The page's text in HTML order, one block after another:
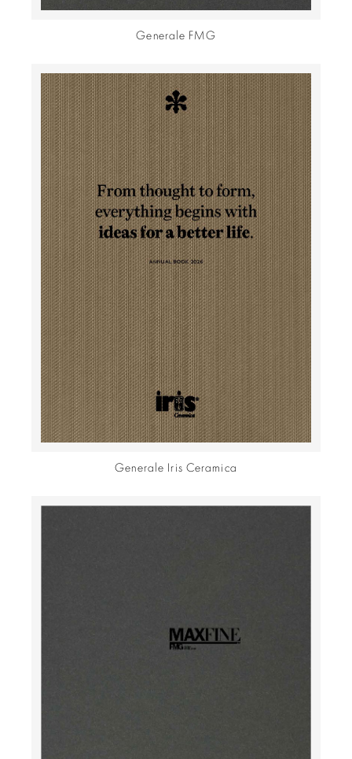
Generale FMG
Generale Iris Ceramica